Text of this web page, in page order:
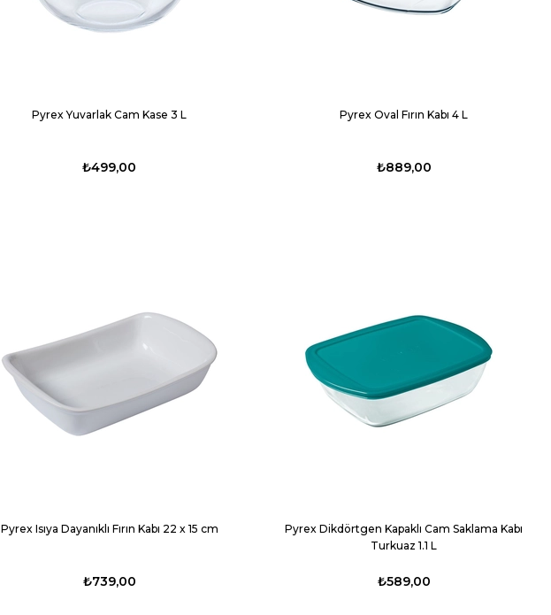
Pyrex Yuvarlak Cam Kase 3 L
₺499,00
Pyrex Oval Fırın Kabı 4 L
₺889,00
Pyrex Isıya Dayanıklı Fırın Kabı 22 x 15 cm
₺739,00
Pyrex Dikdörtgen Kapaklı Cam Saklama Kabı
Turkuaz 1.1 L
₺589,00